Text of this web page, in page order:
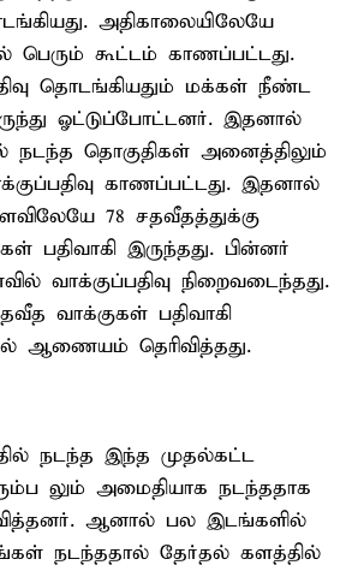
அதிகாலையிலேயே
பெரும் கூட்டம் காணப்பட்டது.
தொடங்கியதும் மக்கள் நீண்ட
ஓட்டுப்போட்டனர். இதனால்
நடந்த தொகுதிகள் அனைத்திலும்
காணப்பட்டது. இதனால்
78 சதவீதத்துக்கு
பதிவாகி இருந்தது. பின்னர்
வாக்குப்பதிவு நிறைவடைந்தது.
வாக்குகள் பதிவாகி
ஆணையம் தெரிவித்தது.
நடந்த இந்த முதல்கட்ட
லும் அமைதியாக நடந்ததாக
ஆனால் பல இடங்களில்
நடந்ததால் தேர்தல் களத்தில்